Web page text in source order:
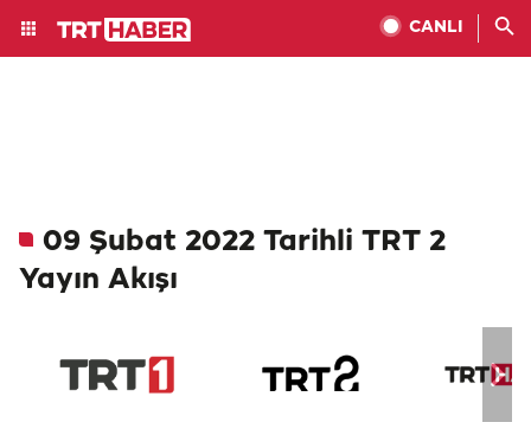
CANLI
09 Şubat 2022 Tarihli TRT 2
Yayın Akışı